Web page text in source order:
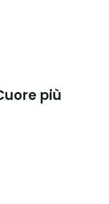
più